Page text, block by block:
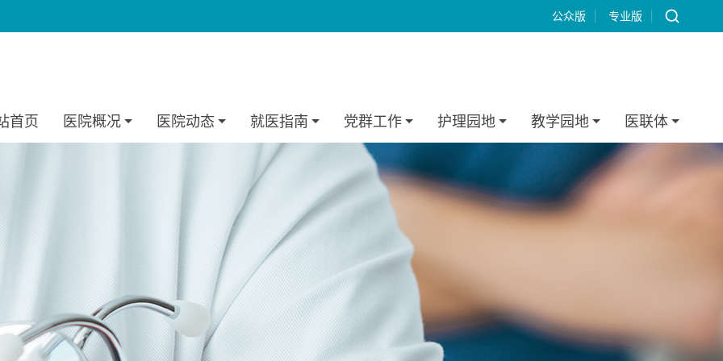
公众版 专业版
首页 医院概况 医院动态 就医指南 党群工作 护理园地 教学园地 医联体